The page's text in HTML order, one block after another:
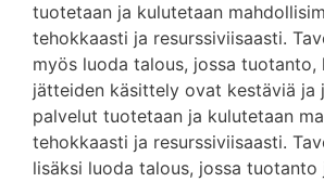
tuotetaan ja kulutetaan
tehokkaasti ja resurssiviisaasti.
myös luoda talous, jossa tuotanto,
jätteiden käsittely ovat kestäviä ja
palvelut tuotetaan ja kulutetaan
tehokkaasti ja resurssiviisaasti.
lisäksi luoda talous, jossa